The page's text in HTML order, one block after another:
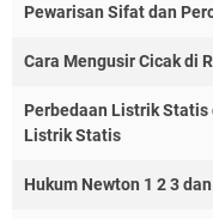
Pewarisan Sifat dan
Cara Mengusir Cicak di
Perbedaan Listrik Statis
Listrik Statis
Hukum Newton 1 2 3